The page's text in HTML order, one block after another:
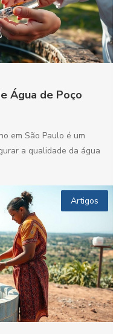
Água de Poço
em São Paulo é um
a qualidade da água
Artigos